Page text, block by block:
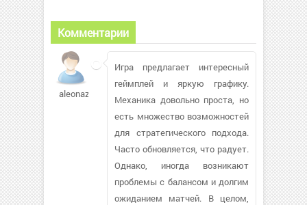
Комментарии
aleonaz88
Игра предлагает интересный
геймплей и яркую графику.
Механика довольно проста, но
есть множество возможностей
для стратегического подхода.
Часто обновляется, что радует.
Однако, иногда возникают
проблемы с балансом и долгим
ожиданием матчей. В целом,